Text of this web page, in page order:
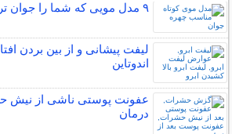
۹ مدل مویی که شما را جوان تر نشان می دهد!
لیفت پیشانی و از بین بردن
اندوتاین
عفونت پوستی ناشی از نیش
درمان